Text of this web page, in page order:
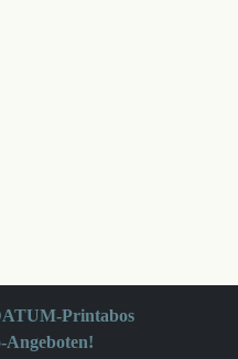
Printabos
Angeboten!